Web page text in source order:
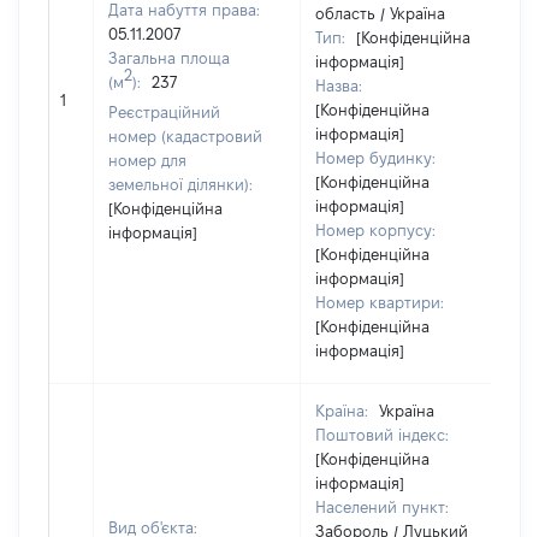
1
Дата набуття права:
05.11.2007
Загальна площа
(м2):
237
Реєстраційний
номер (кадастровий
номер для
земельної ділянки):
[Конфіденційна
інформація]
область / Україна
Тип:
[Конфіденційна
інформація]
Назва:
[Конфіденційна
інформація]
Номер будинку:
[Конфіденційна
інформація]
Номер корпусу:
[Конфіденційна
інформація]
Номер квартири:
[Конфіденційна
інформація]
Вид об'єкта:
Країна:
Україна
Поштовий індекс:
[Конфіденційна
інформація]
Населений пункт:
Забороль / Луцький